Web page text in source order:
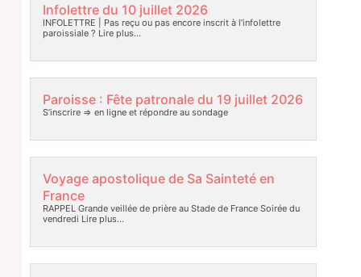
Infolettre du 10 juillet 2026
INFOLETTRE | Pas reçu ou pas encore inscrit à l’infolettre
paroissiale ? Lire plus…
Paroisse : Fête patronale du 19 juillet 2026
S’inscrire => en ligne et répondre au sondage
Voyage apostolique de Sa Sainteté en
France
RAPPEL Grande veillée de prière au Stade de France Soirée du
vendredi Lire plus…